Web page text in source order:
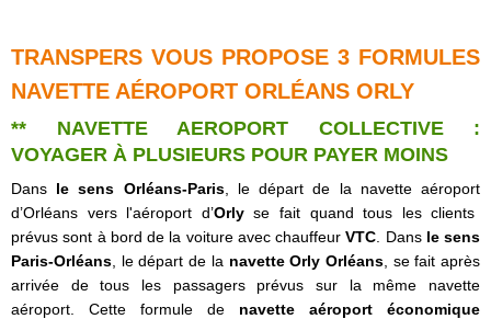
TRANSPERS VOUS PROPOSE 3 FORMULES
NAVETTE AÉROPORT ORLÉANS ORLY
** NAVETTE AEROPORT COLLECTIVE :
VOYAGER À PLUSIEURS POUR PAYER MOINS
Dans le sens Orléans-Paris, le départ de la navette aéroport
d’Orléans vers l'aéroport d’Orlyse fait quand tous les clients
prévus sont à bord de la voiture avec chauffeurVTC . Dans le sens
Paris-Orléans , le départ de la navette Orly Orléans, se fait après
arrivée de tous les passagers prévus sur la même navette
aéroport . Cette formule de navette aéroport économique